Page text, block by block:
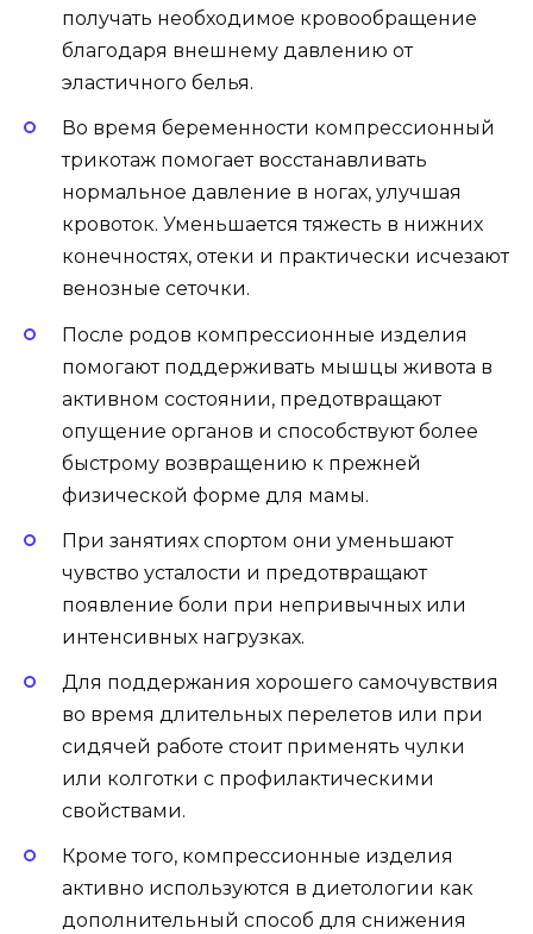
получать необходимое кровообращение
благодаря внешнему давлению от
эластичного белья.
Во время беременности компрессионный
трикотаж помогает восстанавливать
нормальное давление в ногах, улучшая
кровоток. Уменьшается тяжесть в нижних
конечностях, отеки и практически исчезают
венозные сеточки.
После родов компрессионные изделия
помогают поддерживать мышцы живота в
активном состоянии, предотвращают
опущение органов и способствуют более
быстрому возвращению к прежней
физической форме для мамы.
При занятиях спортом они уменьшают
чувство усталости и предотвращают
появление боли при непривычных или
интенсивных нагрузках.
Для поддержания хорошего самочувствия
во время длительных перелетов или при
сидячей работе стоит применять чулки
или колготки с профилактическими
свойствами.
Кроме того, компрессионные изделия
активно используются в диетологии как
дополнительный способ для снижения